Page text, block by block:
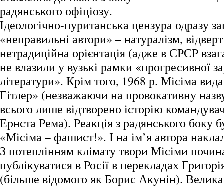
радянського офіціозу.
Ідеологічно-пуританська цензура одразу
«неправильні автори» – натуралізм,
нетрадиційна орієнтація (адже в СРСР
не влазили у вузькі рамки «прогресивної
літератури». Крім того, 1968 р. Місіма
Гітлер» (незважаючи на провокативну
всього лише відтворено історію
Ернста Рема). Реакція з радянського боку
«Місіма – фашист!». І на ім’я автора
З потеплінням клімату твори Місіми
публікуватися в Росії в перекладах
(більше відомого як Борис Акунін).